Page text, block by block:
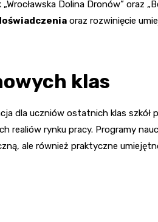
Dolina Dronów” oraz
oraz rozwinięcie
klas
dla uczniów ostatnich klas szkół
realiów rynku pracy. Programy
ale również praktyczne